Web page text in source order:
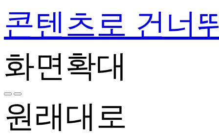
콘텐츠로 건너
화면확대
원래대로